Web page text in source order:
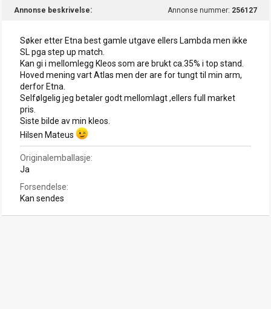
Annonse beskrivelse Annonse nummer: 256127
Søker etter Etna best gamle utgave ellers Lambda men ikke
SL pga step up match.
Kan gi i mellomlegg Kleos som are brukt ca.35% i top stand.
Hoved mening vart Atlas men der are for tungt til min arm,
derfor Etna.
Selfølgelig jeg betaler godt mellomlagt ,ellers full market
pris.
Siste bilde av min kleos.
Hilsen Mateus
Originalemballasje
Ja
Forsendelse
Kan sendes